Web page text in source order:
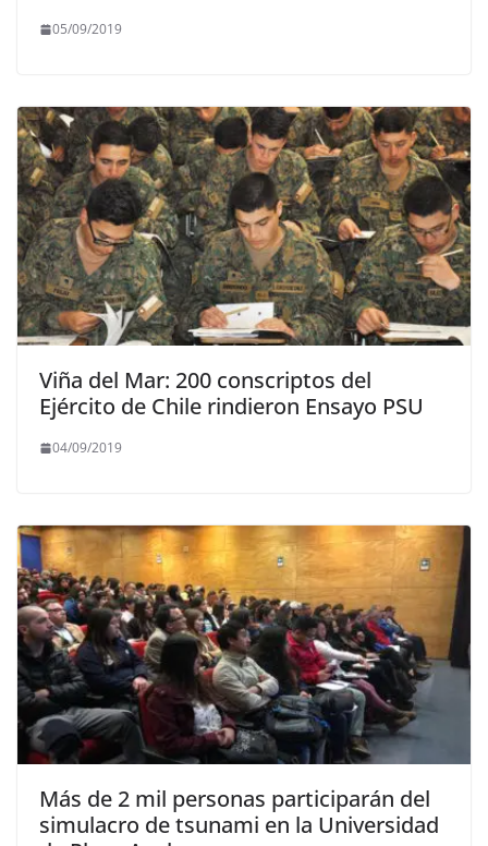
05/09/2019
Viña del Mar: 200 conscriptos del
Ejército de Chile rindieron Ensayo PSU
04/09/2019
Más de 2 mil personas participarán del
simulacro de tsunami en la Universidad